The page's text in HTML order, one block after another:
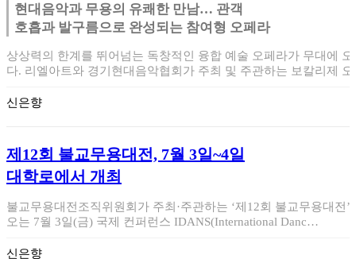
현대음악과 무용의 유쾌한 만남… 관객
호흡과 발구름으로 완성되는 참여형 오페라
상상력의 한계를 뛰어넘는 독창적인 융합 예술 오페라가 무대에 오
다. 리엘아트와 경기현대음악협회가 주최 및 주관하는 보칼리제 오
신은향
제12회 불교무용대전, 7월 3일~4일
대학로에서 개최
불교무용대전조직위원회가 주최·주관하는 ‘제12회 불교무용대전’
오는 7월 3일(금) 국제 컨퍼런스 IDANS(International Danc…
신은향